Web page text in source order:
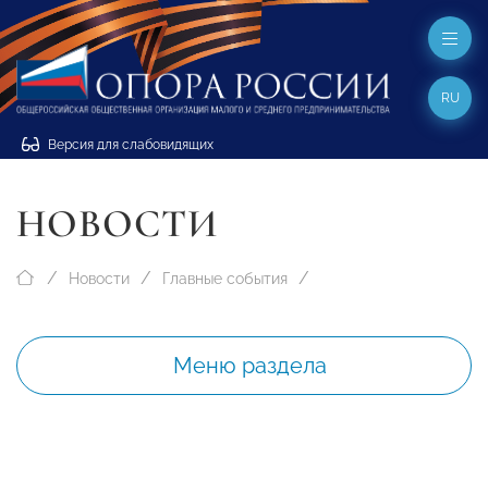
Версия для слабовидящих
RU
НОВОСТИ
Новости Главные события
Меню раздела